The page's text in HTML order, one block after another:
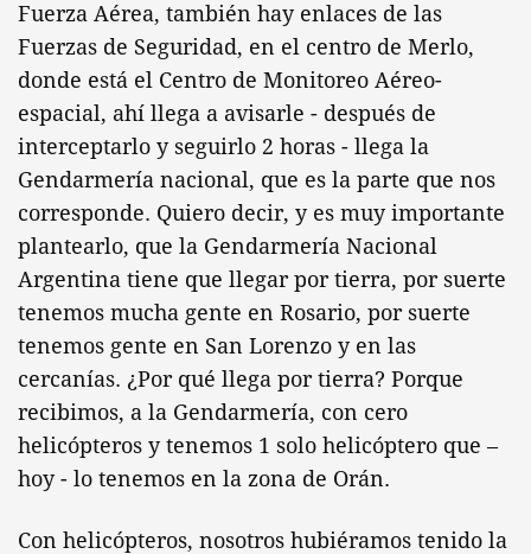
Fuerza Aérea, también hay enlaces de las
Fuerzas de Seguridad, en el centro de Merlo,
donde está el Centro de Monitoreo Aéreo-
espacial, ahí llega a avisarle - después de
interceptarlo y seguirlo 2 horas - llega la
Gendarmería nacional, que es la parte que nos
corresponde. Quiero decir, y es muy importante
plantearlo, que la Gendarmería Nacional
Argentina tiene que llegar por tierra, por suerte
tenemos mucha gente en Rosario, por suerte
tenemos gente en San Lorenzo y en las
cercanías. ¿Por qué llega por tierra? Porque
recibimos, a la Gendarmería, con cero
helicópteros y tenemos 1 solo helicóptero que –
hoy - lo tenemos en la zona de Orán.
Con helicópteros, nosotros hubiéramos tenido la